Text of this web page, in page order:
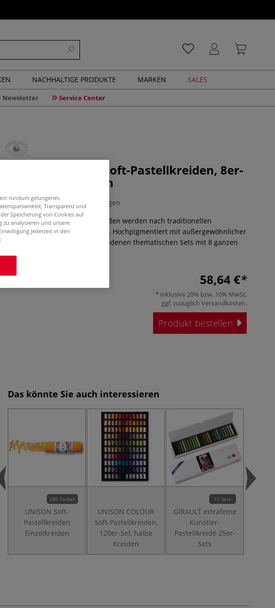
NACHHALTIGE PRODUKTE MARKEN SALES
Newsletter Service Center
UNISON COLOUR Soft-Pastellkreiden, 8er-
Sets, ganze Kreiden
0 Bewertungen
UNISON COLOUR Soft-Pastellkreiden werden nach traditionellen
Rezepturen von Hand hergestellt. Hochpigmentiert mit außergewöhnlicher
Leuchtkraft. Erhältlich in verschiedenen thematischen Sets mit 8 ganzen
58,64 €
inklusive 20% bzw. 10% MwSt,
ggf. zuzüglich Versandkosten.
Produkt bestellen
Das könnte Sie auch interessieren
380 Farben
UNISON Soft-
Pastellkreiden
Einzelkreiden
UNISON COLOUR
Soft-Pastellkreiden,
120er-Set, halbe
Kreiden
11 Sets
GIRAULT extrafeine
Künstler-
Pastellkreide 25er-
Sets
rundum gelungenes
Transparenz und
Speicherung von Cookies auf
zu analysieren und unsere
jederzeit in den